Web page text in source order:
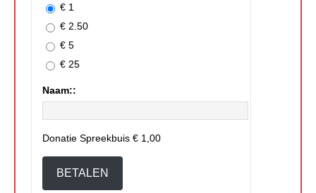
€ 1
€ 2.50
€ 5
€ 25
Naam::
Donatie Spreekbuis € 1,00
BETALEN